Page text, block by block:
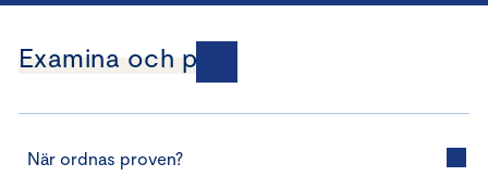
Examina och prov
När ordnas proven?